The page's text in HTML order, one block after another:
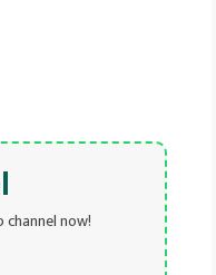
now!